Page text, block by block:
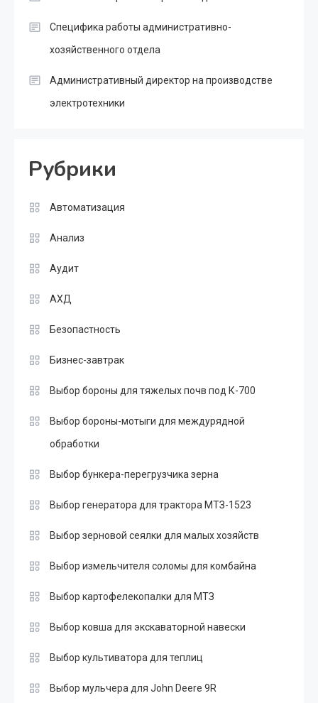
Специфика работы административно-
хозяйственного отдела
Административный директор на производстве
электротехники
Рубрики
Автоматизация
Анализ
Аудит
АХД
Безопастность
Бизнес-завтрак
Выбор бороны для тяжелых почв под К-700
Выбор бороны-мотыги для междурядной
обработки
Выбор бункера-перегрузчика зерна
Выбор генератора для трактора МТЗ-1523
Выбор зерновой сеялки для малых хозяйств
Выбор измельчителя соломы для комбайна
Выбор картофелекопалки для МТЗ
Выбор ковша для экскаваторной навески
Выбор культиватора для теплиц
Выбор мульчера для John Deere 9R